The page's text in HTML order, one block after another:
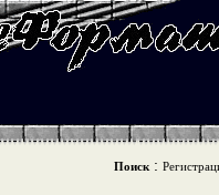
Поиск :